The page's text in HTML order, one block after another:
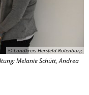
© Landkreis Hersfeld-Rotenburg
Melanie Schütt, Andrea